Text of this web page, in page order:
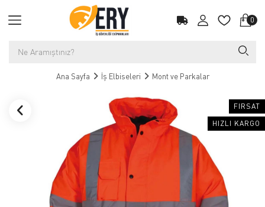
0
Ana Sayfa İş Elbiseleri Mont ve Parkalar
FIRSAT
HIZLI KARGO